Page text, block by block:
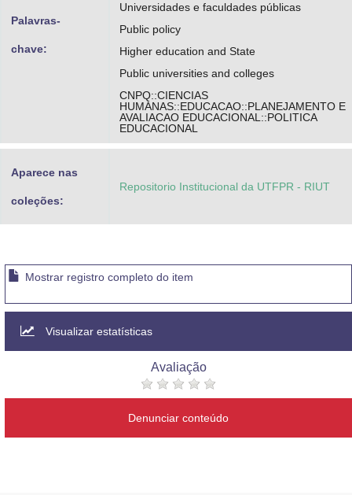
Palavras-
chave:
Universidades e faculdades públicas
Public policy
Higher education and State
Public universities and colleges
CNPQ::CIENCIAS
HUMANAS::EDUCACAO::PLANEJAMENTO E
AVALIACAO EDUCACIONAL::POLITICA
EDUCACIONAL
Aparece nas
coleções:
Repositorio Institucional da UTFPR - RIUT
Mostrar registro completo do item
Visualizar estatísticas
Avaliação
Denunciar conteúdo